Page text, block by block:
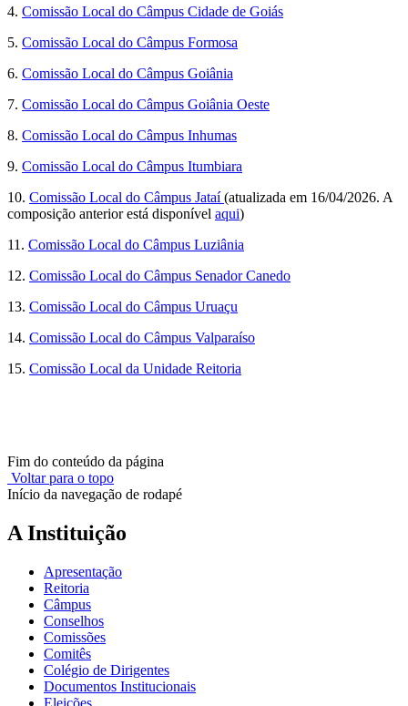
4. Comissão Local do Câmpus Cidade de Goiás
5. Comissão Local do Câmpus Formosa
6. Comissão Local do Câmpus Goiânia
7. Comissão Local do Câmpus Goiânia Oeste
8. Comissão Local do Câmpus Inhumas
9. Comissão Local do Câmpus Itumbiara
10. Comissão Local do Câmpus Jataí (atualizada em 16/04/2026. A
composição anterior está disponível aqui)
11. Comissão Local do Câmpus Luziânia
12. Comissão Local do Câmpus Senador Canedo
13. Comissão Local do Câmpus Uruaçu
14. Comissão Local do Câmpus Valparaíso
15. Comissão Local da Unidade Reitoria
Fim do conteúdo da página
Voltar para o topo
Início da navegação de rodapé
A Instituição
Apresentação
Reitoria
Câmpus
Conselhos
Comissões
Comitês
Colégio de Dirigentes
Documentos Institucionais